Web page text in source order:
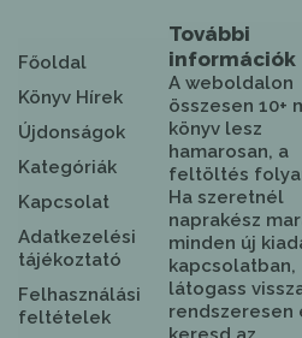
Főoldal
Könyv Hírek
Újdonságok
Kategóriák
Kapcsolat
Adatkezelési
tájékoztató
Felhasználási
feltételek
További
információk
A weboldalon
összesen 10+
könyv lesz
hamarosan, a
feltöltés
Ha szeretnél
naprakész
minden új
kapcsolatban,
látogass
rendszeresen